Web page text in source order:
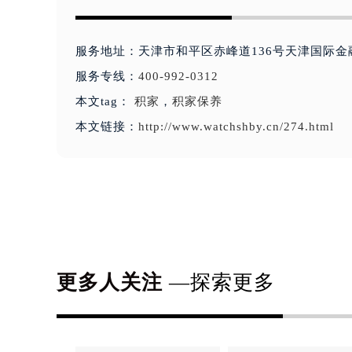
服务地址：天津市和平区赤峰道136号天津国际金
服务专线： 400-992-0312
本文tag： 积家 ， 积家保养
本文链接： http://www.watchshby.cn/274.html
更多人关注 —探索更多